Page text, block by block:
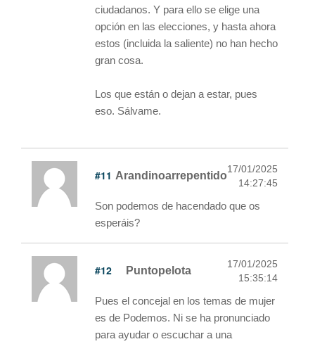
ciudadanos. Y para ello se elige una
opción en las elecciones, y hasta ahora
estos (incluida la saliente) no han hecho
gran cosa.
Los que están o dejan a estar, pues
eso. Sálvame.
#11 Arandinoarrepentido
17/01/2025
14:27:45
Son podemos de hacendado que os
esperáis?
#12 Puntopelota
17/01/2025
15:35:14
Pues el concejal en los temas de mujer
es de Podemos. Ni se ha pronunciado
para ayudar o escuchar a una